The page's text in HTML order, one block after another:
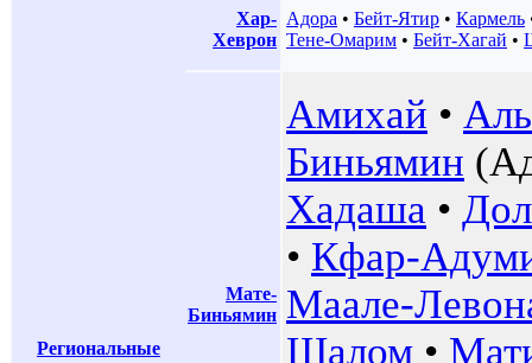
Региональные
Хар-
Хеврон
Адора • Бейт-Ятир • Кармель
Тене-Омарим • Бейт-Хагай •
Мате-
Биньямин
Амихай •
Биньямин
Хадаша •
• Кфар-
Маале-
Шалом •